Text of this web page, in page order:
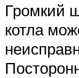
Громкий
котла